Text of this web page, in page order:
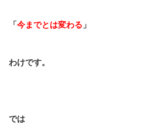
「今までとは変わる 」
わけです。
では